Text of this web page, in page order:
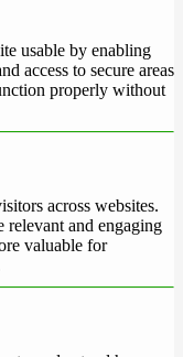
usable by enabling
access to secure areas
properly without
across websites.
relevant and engaging
valuable for